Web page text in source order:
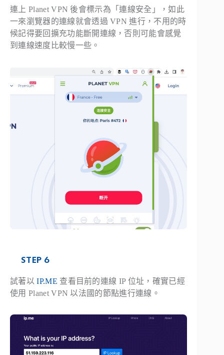
連上 Planet VPN 後會標示為「連線安全」，如此
一來瀏覽器的連線就會透過 VPN 進行，不用的時
候記得要回擴充功能斷開連線，否則可能會感覺
到連線速度比較慢一些。
STEP 6
試著以IP.ME 查看目前的連線 IP 位址，確實已經
使用 Planet VPN 以法國的節點進行連線。